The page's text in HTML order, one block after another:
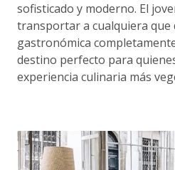
sofisticado y moderno. El
transportar a cualquiera que
gastronómica
destino perfecto para
experiencia culinaria más